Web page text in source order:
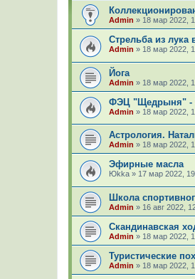
Admin » 18 мар 2022,
Стрельба из лука
Admin » 18 мар 2022,
Йога
Admin » 18 мар 2022,
ФЭЦ "Щедрыня" -
Admin » 18 мар 2022,
Астрология.
Admin » 18 мар 2022,
Эфирные масла
Юkka » 17 мар 2022,
Школа
Admin » 16 авг 2022,
Скандинавская
Admin » 18 мар 2022,
Туристические
Admin » 18 мар 2022,